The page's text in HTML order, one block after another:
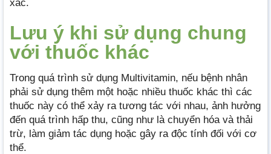
xác.
Lưu ý khi sử dụng chung
với thuốc khác
Trong quá trình sử dụng Multivitamin, nếu bệnh nhân
phải sử dụng thêm một hoặc nhiều thuốc khác thì các
thuốc này có thể xảy ra tương tác với nhau, ảnh hưởng
đến quá trình hấp thu, cũng như là chuyển hóa và thải
trừ, làm giảm tác dụng hoặc gây ra độc tính đối với cơ
thể.